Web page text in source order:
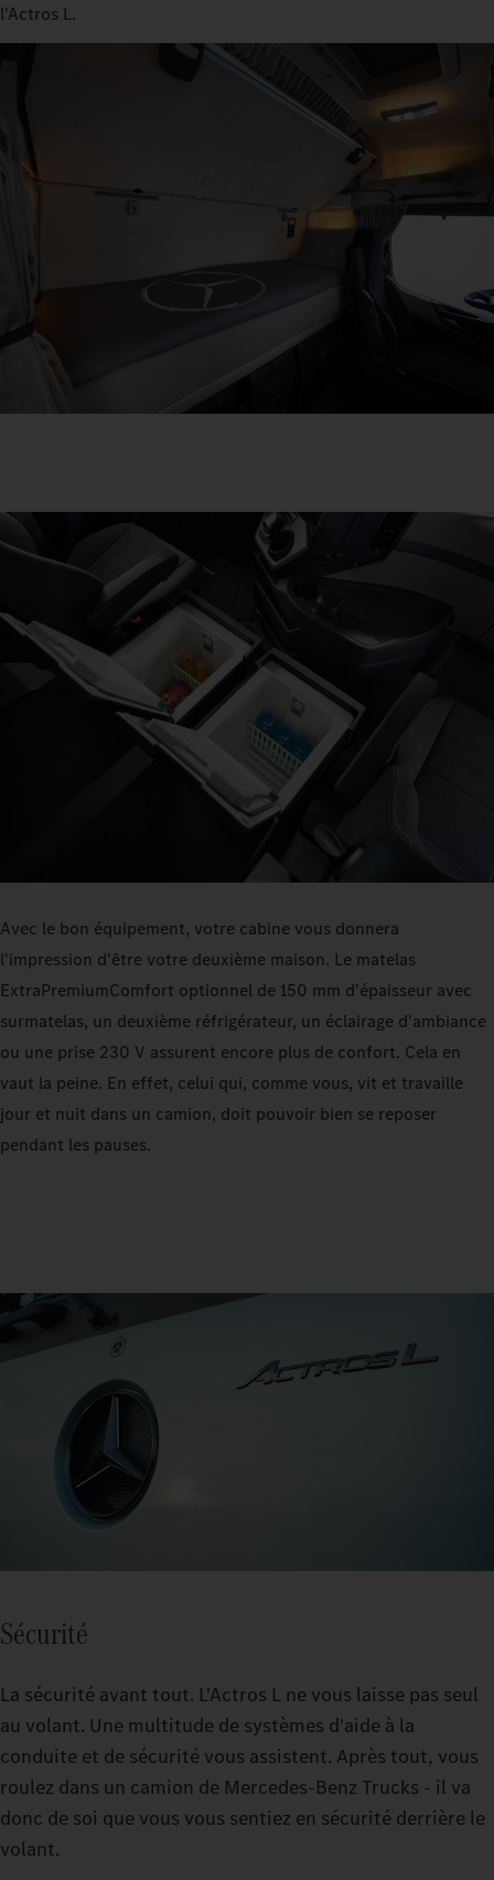
l'Actros L.
Avec le bon équipement, votre cabine vous donnera
l'impression d'être votre deuxième maison. Le matelas
ExtraPremiumComfort optionnel de 150 mm d'épaisseur avec
surmatelas, un deuxième réfrigérateur, un éclairage d'ambiance
ou une prise 230 V assurent encore plus de confort. Cela en
vaut la peine. En effet, celui qui, comme vous, vit et travaille
jour et nuit dans un camion, doit pouvoir bien se reposer
pendant les pauses.
Sécurité
La sécurité avant tout. L'Actros L ne vous laisse pas seul
au volant. Une multitude de systèmes d'aide à la
conduite et de sécurité vous assistent. Après tout, vous
roulez dans un camion de Mercedes‑Benz Trucks - il va
donc de soi que vous vous sentiez en sécurité derrière le
volant.